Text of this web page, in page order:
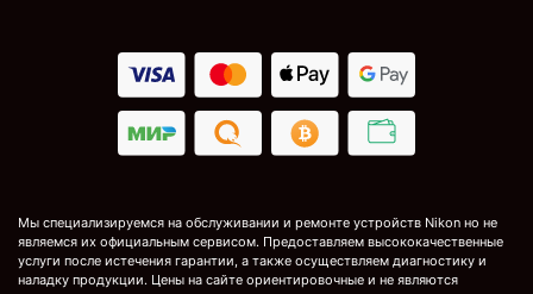
Мы специализируемся на обслуживании и ремонте устройств Nikon но не
являемся их официальным сервисом. Предоставляем высококачественные
услуги после истечения гарантии, а также осуществляем диагностику и
наладку продукции. Цены на сайте ориентировочные и не являются